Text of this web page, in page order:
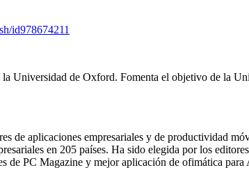
id978674211
Universidad de Oxford. Fomenta el objetivo de la
de aplicaciones empresariales y de productividad
en 205 países. Ha sido elegida por los
de PC Magazine y mejor aplicación de ofimática